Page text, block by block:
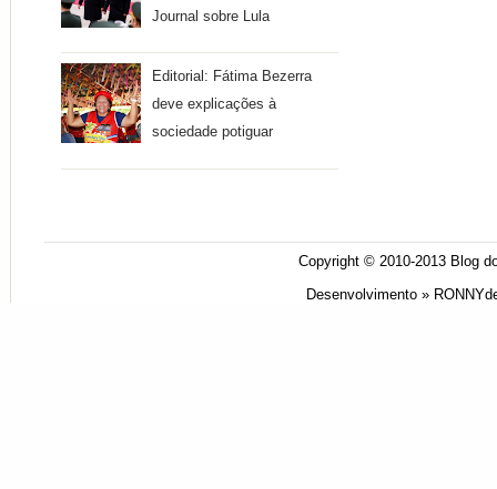
Journal sobre Lula
Editorial: Fátima Bezerra
deve explicações à
sociedade potiguar
Copyright © 2010-2013 Blog
Desenvolvimento »